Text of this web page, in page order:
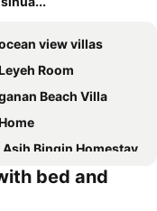
view villas
Room
Beach Villa
Asih Bingin Homestay
Putih
bed and